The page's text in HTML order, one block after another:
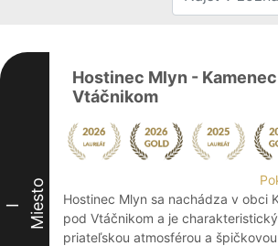
I Miesto
Hostinec Mlyn -
Vtáčnikom
Hostinec Mlyn sa nachádza v obci
pod Vtáčnikom a je charakteristický
priateľskou atmosférou a